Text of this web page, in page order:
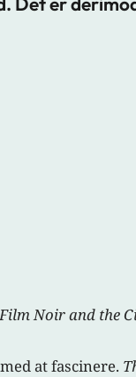
Film Noir and the
at fascinere.